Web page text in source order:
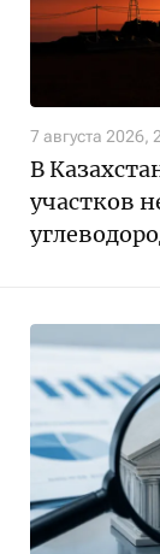
7 августа 2026,
В
участков